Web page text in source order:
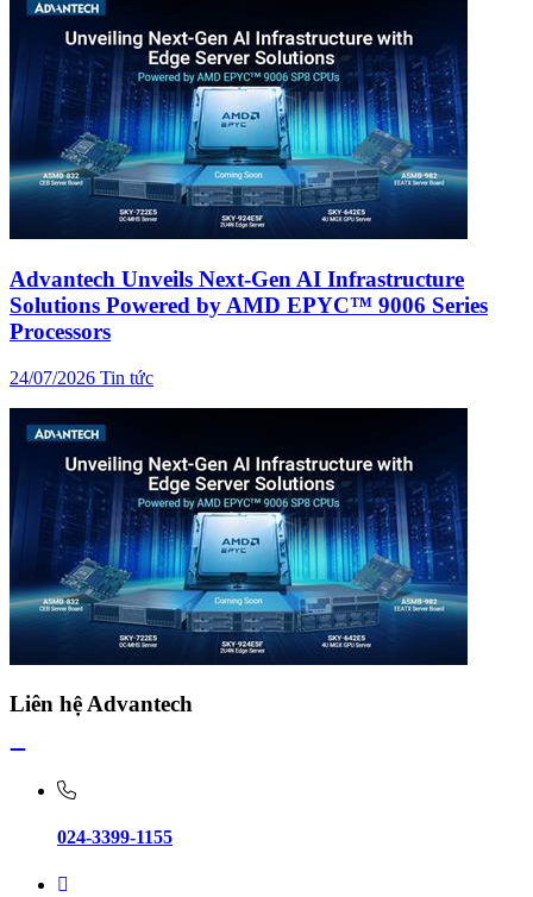
Advantech Unveils Next-Gen AI Infrastructure
Solutions Powered by AMD EPYC™ 9006 Series
Processors
24/07/2026 Tin tức
Liên hệ Advantech
024-3399-1155